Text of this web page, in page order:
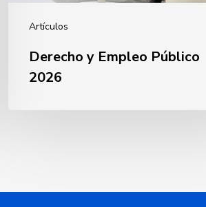
Artículos
Derecho y Empleo Público
2026